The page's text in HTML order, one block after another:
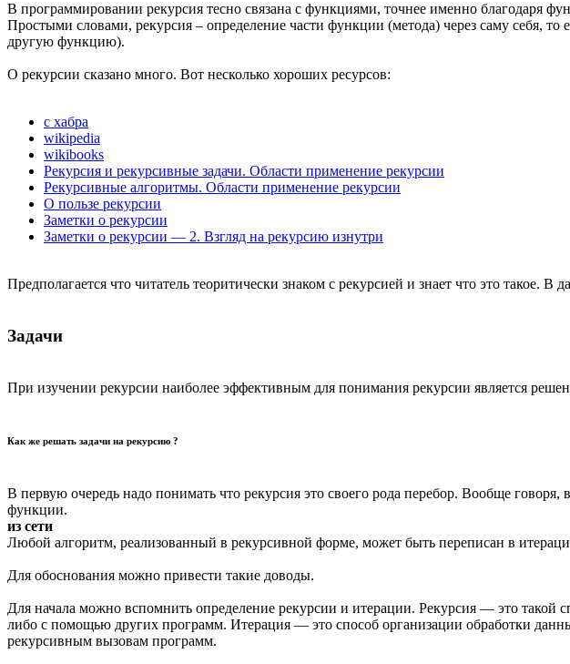
В программировании рекурсия тесно связана с функциями, точнее именно благодаря
Простыми словами, рекурсия – определение части функции (метода) через саму себя, то
другую функцию).
О рекурсии сказано много. Вот несколько хороших ресурсов:
с хабра
wikipedia
wikibooks
Рекурсия и рекурсивные задачи. Области применение рекурсии
Рекурсивные алгоритмы. Области применение рекурсии
О пользе рекурсии
Заметки о рекурсии
Заметки о рекурсии — 2. Взгляд на рекурсию изнутри
Предполагается что читатель теоритически знаком с рекурсией и знает что это такое.
Задачи
При изучении рекурсии наиболее эффективным для понимания рекурсии является
Как же решать задачи на рекурсию ?
В первую очередь надо понимать что рекурсия это своего рода перебор. Вообще
функции.
из сети
Любой алгоритм, реализованный в рекурсивной форме, может быть переписан в
Для обоснования можно привести такие доводы.
Для начала можно вспомнить определение рекурсии и итерации. Рекурсия — это такой
либо с помощью других программ. Итерация — это способ организации обработки
рекурсивным вызовам программ.